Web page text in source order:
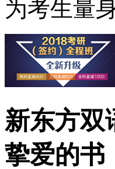
为考生量
新东方
挚爱的书